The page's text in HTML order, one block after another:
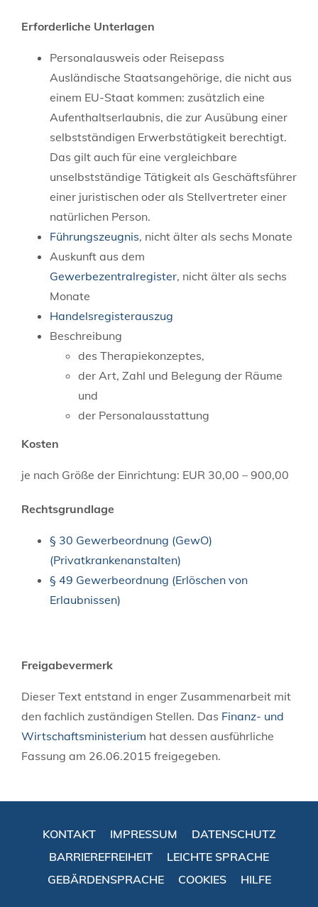
Erforderliche Unterlagen
Personalausweis oder Reisepass
Ausländische Staatsangehörige, die nicht aus
einem EU-Staat kommen: zusätzlich eine
Aufenthaltserlaubnis, die zur Ausübung einer
selbstständigen Erwerbstätigkeit berechtigt.
Das gilt auch für eine vergleichbare
unselbstständige Tätigkeit als Geschäftsführer
einer juristischen oder als Stellvertreter einer
natürlichen Person.
Führungszeugnis, nicht älter als sechs Monate
Auskunft aus dem
Gewerbezentralregister, nicht älter als sechs
Monate
Handelsregisterauszug
Beschreibung
des Therapiekonzeptes,
der Art, Zahl und Belegung der Räume
und
der Personalausstattung
Kosten
je nach Größe der Einrichtung: EUR 30,00 – 900,00
Rechtsgrundlage
§ 30 Gewerbeordnung (GewO)
(Privatkrankenanstalten)
§ 49 Gewerbeordnung (Erlöschen von
Erlaubnissen)
Freigabevermerk
Dieser Text entstand in enger Zusammenarbeit mit
den fachlich zuständigen Stellen. Das Finanz- und
Wirtschaftsministerium hat dessen ausführliche
Fassung am 26.06.2015 freigegeben.
KONTAKT IMPRESSUM
DATENSCHUTZ
BARRIEREFREIHEIT
LEICHTE SPRACHE
GEBÄRDENSPRACHE
COOKIES HILFE